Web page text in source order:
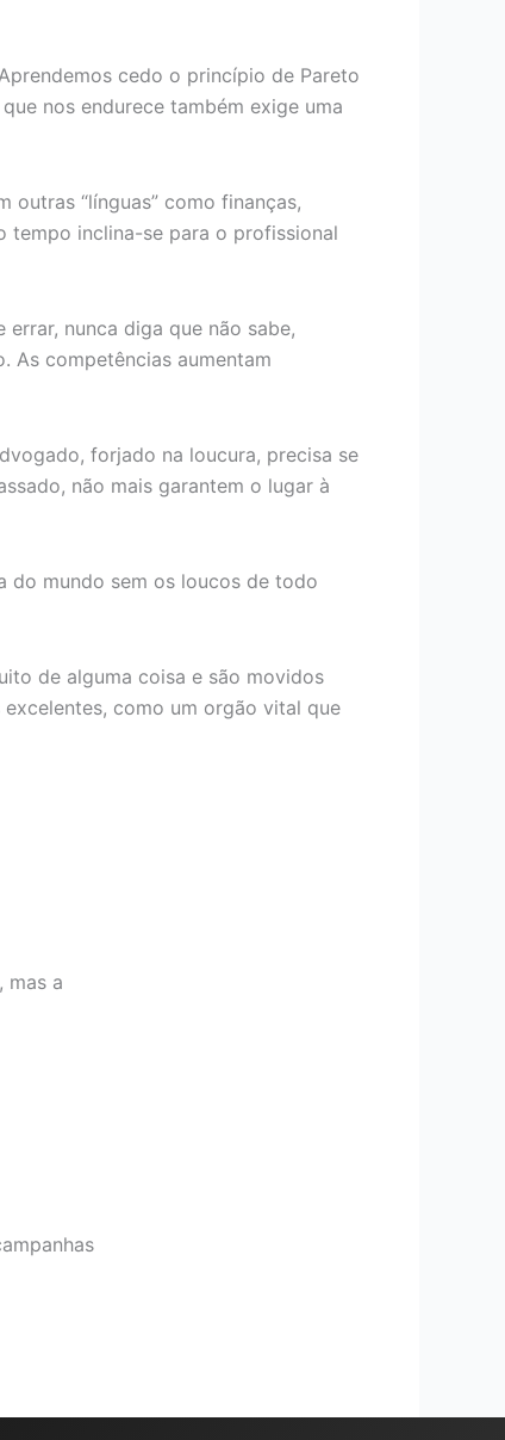
cedo o princípio de Pareto
nos endurece também exige uma
“línguas” como finanças,
tempo inclina-se para o profissional
nunca diga que não sabe,
As competências aumentam
forjado na loucura, precisa se
não mais garantem o lugar à
do mundo sem os loucos de todo
de alguma coisa e são movidos
como um orgão vital que
mas a